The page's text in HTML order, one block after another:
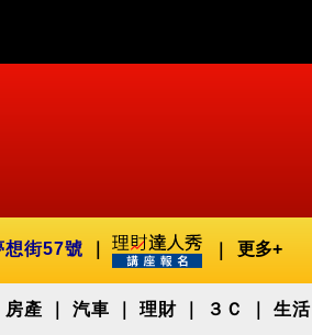
想街57號 更多+
房產 汽車 理財 ３Ｃ 生活